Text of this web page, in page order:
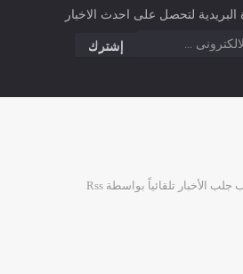
لتحصل على احدث الاخبار